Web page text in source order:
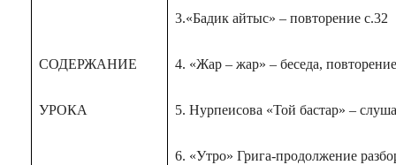
СОДЕРЖАНИЕ
УРОКА
3.«Бадик айтыс» – повторение с.32
4. «Жар – жар» – беседа,
5. Нурпеисова «Той бастар» –
6. «Утро» Грига-продолжение